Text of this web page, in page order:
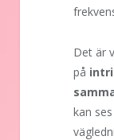
Det är
på
kan